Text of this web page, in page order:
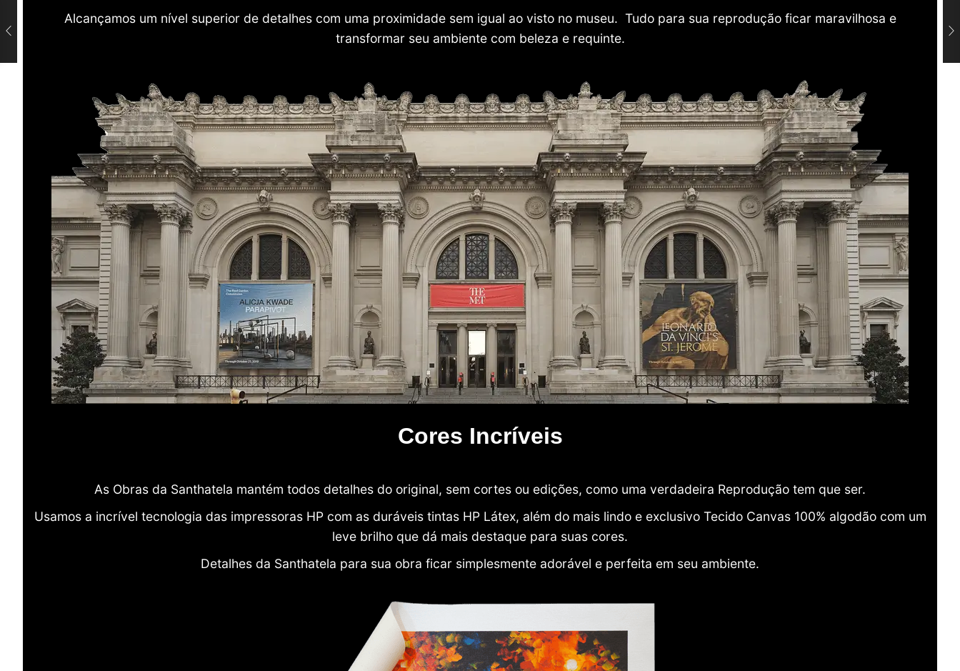
Alcançamos um nível superior de detalhes com uma proximidade sem igual ao visto no museu. Tudo para sua reprodução ficar maravilhosa e
transformar seu ambiente com beleza e requinte.
Cores Incríveis
As Obras da Santhatela mantém todos detalhes do original, sem cortes ou edições, como uma verdadeira Reprodução tem que ser.
Usamos a incrível tecnologia das impressoras HP com as duráveis tintas HP Látex, além do mais lindo e exclusivo Tecido Canvas 100% algodão com um
leve brilho que dá mais destaque para suas cores.
Detalhes da Santhatela para sua obra ficar simplesmente adorável e perfeita em seu ambiente.